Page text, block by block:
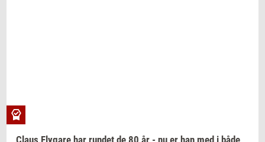
Claus Fly­ga­re har run­det de 80 år - nu er han med i både